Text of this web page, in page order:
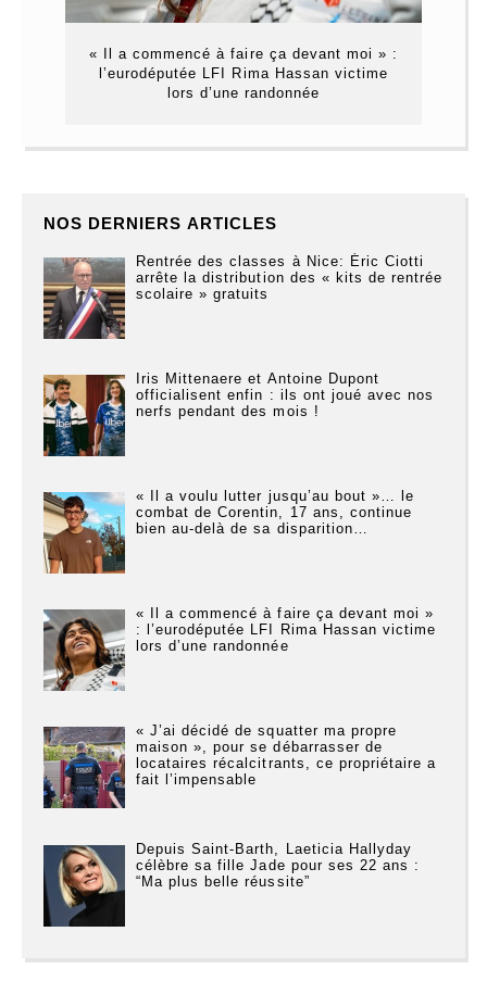
« Il a commencé à faire ça devant moi » :
l’eurodéputée LFI Rima Hassan victime
lors d’une randonnée
NOS DERNIERS ARTICLES
Rentrée des classes à Nice: Éric Ciotti
arrête la distribution des « kits de rentrée
scolaire » gratuits
Iris Mittenaere et Antoine Dupont
officialisent enfin : ils ont joué avec nos
nerfs pendant des mois !
« Il a voulu lutter jusqu’au bout »… le
combat de Corentin, 17 ans, continue
bien au-delà de sa disparition…
« Il a commencé à faire ça devant moi »
: l’eurodéputée LFI Rima Hassan victime
lors d’une randonnée
« J’ai décidé de squatter ma propre
maison », pour se débarrasser de
locataires récalcitrants, ce propriétaire a
fait l’impensable
Depuis Saint-Barth, Laeticia Hallyday
célèbre sa fille Jade pour ses 22 ans :
“Ma plus belle réussite”